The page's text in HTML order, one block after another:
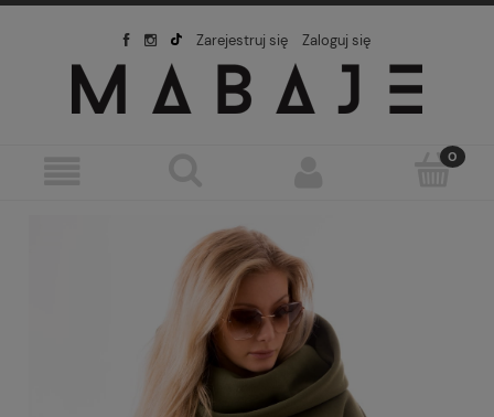
Zarejestruj się Zaloguj się